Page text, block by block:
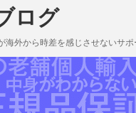
ログ
海外から時差を感じさせないサポ